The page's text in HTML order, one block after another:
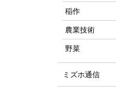
稲作
農業技術
野菜
ミズホ通信